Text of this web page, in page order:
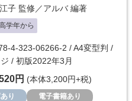
子 監修／アルバ編著
学年から
4-323-06266-2 / A4変型判 /
/ 初版2022年3月
円 (本体3,200円+税)
り 電子書籍あり